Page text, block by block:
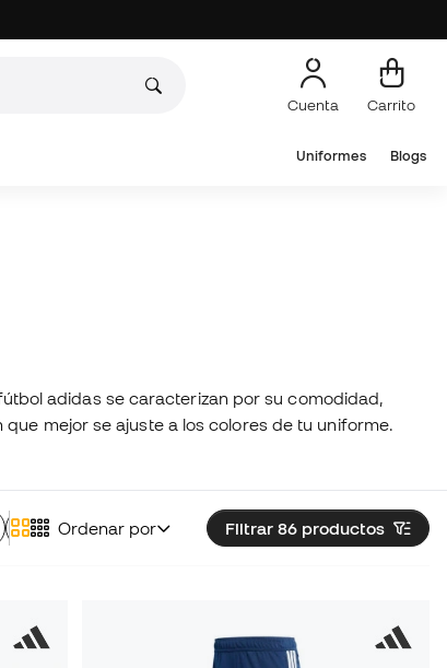
Cuenta Carrito
Uniformes Blogs
adidas se caracterizan por su comodidad,
mejor se ajuste a los colores de tu uniforme.
Filtrar 86 productos
Ordenar por
Pantalones adidas Tiro